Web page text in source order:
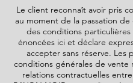
Le client reconnaît avoir pris
au moment de la passation de
des conditions
énoncées ici et déclare
accepter sans réserve. Les
conditions générales de vente
relations contractuelles